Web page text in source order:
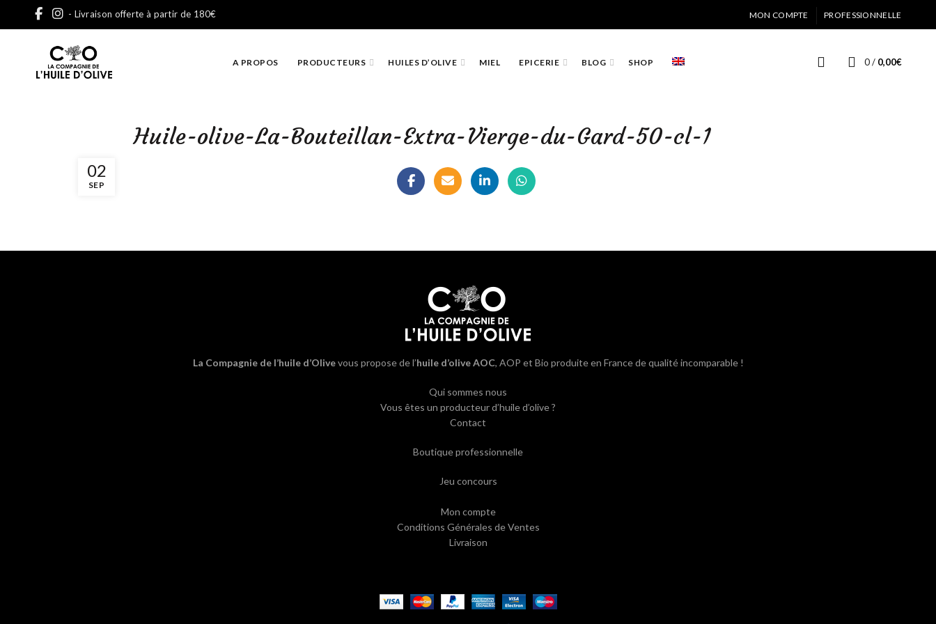
- Livraison offerte à partir de 180€ MON COMPTE PROFESSIONNELLE
A PROPOS PRODUCTEURS HUILES D’OLIVE MIEL EPICERIE BLOG SHOP 0 / 0,00€
02
SEP
Huile-olive-La-Bouteillan-Extra-Vierge-du-Gard-50-cl-1
La Compagnie de l’huile d’Olivevous propose de l’huile d’olive AOC, AOP et Bio produite en France de qualité incomparable !
Qui sommes nous
Vous êtes un producteur d’huile d’olive ?
Contact
Boutique professionnelle
Jeu concours
Mon compte
Conditions Générales de Ventes
Livraison